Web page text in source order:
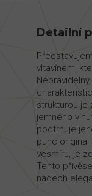
Detailní
vltavínem,
strukturou je
jemného
podtrhuje
punc
vesmíru, je
Tento
nádech